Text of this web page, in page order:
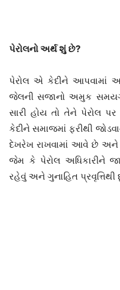
પેરોલનો અર્થ શું છે?
પેરોલ એ કેદીને આપવામાં
જેલની સજાનો અમુક
સારી હોય તો તેને પેરોલ
કેદીને સમાજમાં ફરીથી
દેખરેખ રાખવામાં આવે છે
જેમ કે પેરોલ અધિકારીને
રહેવું અને ગુનાહિત પ્રવૃત્તિથી